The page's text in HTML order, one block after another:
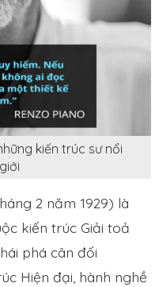
kiến trúc sư nổi
2 năm 1929) là
kiến trúc Giải toả
phá cân đối
Hiện đại, hành nghề